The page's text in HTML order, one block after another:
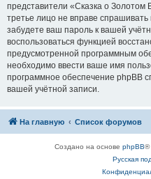
представители «Сказка о Золотом
третье лицо не вправе
забудете ваш пароль к вашей
воспользоваться функцией
предусмотренной программным
необходимо ввести ваше имя
программное обеспечение phpBB
вашей учётной записи.
На главную Список форумов
Создано на основе phpBB®
Русская